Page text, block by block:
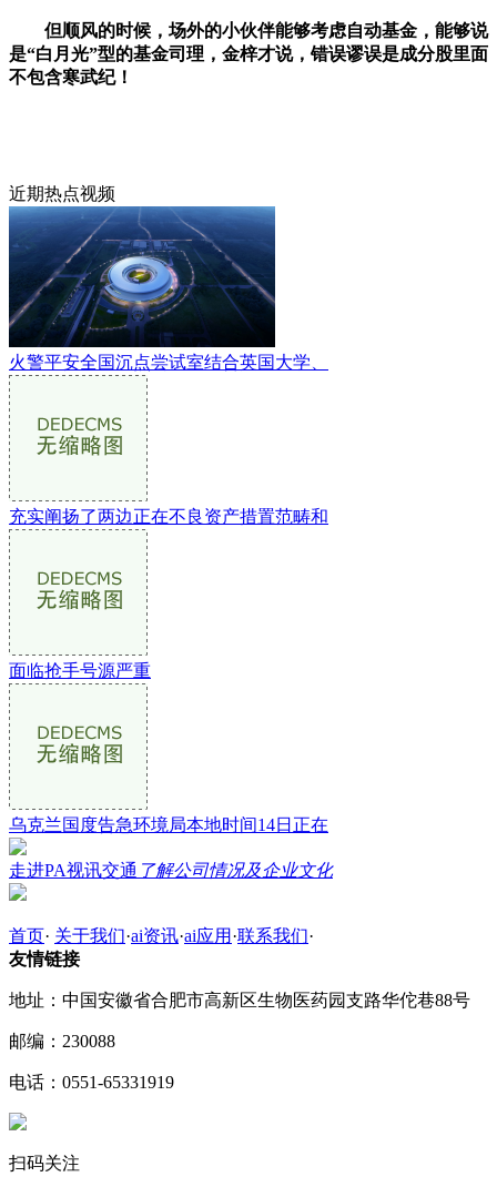
但顺风的时候，场外的小伙伴能够考虑自动基金，能够说
是“白月光”型的基金司理，金梓才说，错误谬误是成分股里面
不包含寒武纪！
近期热点视频
火警平安全国沉点尝试室结合英国大学、
充实阐扬了两边正在不良资产措置范畴和
面临抢手号源严重
乌克兰国度告急环境局本地时间14日正在
走进PA视讯交通 了解公司情况及企业文化
首页· 关于我们·ai资讯·ai应用 ·联系我们·
友情链接
地址：中国安徽省合肥市高新区生物医药园支路华佗巷88号
邮编：230088
电话：0551-65331919
扫码关注